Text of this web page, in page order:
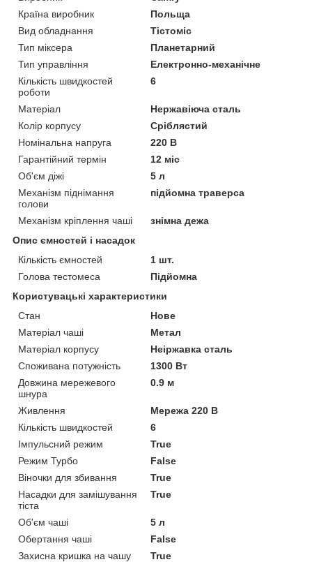
Країна виробник
Польща
Вид обладнання
Тістоміс
Тип міксера
Планетарний
Тип управління
Електронно-механічне
Кількість швидкостей
роботи
6
Матеріал
Нержавіюча сталь
Колір корпусу
Сріблястий
Номінальна напруга
220 В
Гарантійний термін
12 міс
Об'єм діжі
5 л
Механізм піднімання
голови
підйомна траверса
Механізм кріплення чаші
знімна дежа
Опис ємностей і насадок
Кількість ємностей
1 шт.
Голова тестомеса
Підйомна
Користувацькі характеристики
Стан
Нове
Матеріал чаші
Метал
Матеріал корпусу
Неіржавка сталь
Споживана потужність
1300 Вт
Довжина мережевого
шнура
0.9 м
Живлення
Мережа 220 В
Кількість швидкостей
6
Імпульсний режим
True
Режим Турбо
False
Віночки для збивання
True
Насадки для замішування
тіста
True
Об'єм чаші
5 л
Обертання чаші
False
Захисна кришка на чашу
True